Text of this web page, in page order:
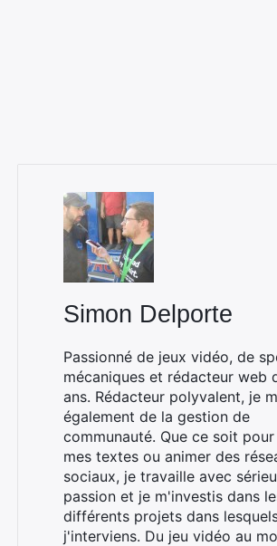
Simon Delporte
Passionné de jeux vidéo, de
mécaniques et rédacteur web
ans. Rédacteur polyvalent, je
également de la gestion de
communauté. Que ce soit
mes textes ou animer des
sociaux, je travaille avec
passion et je m'investis dans
différents projets dans
j'interviens. Du jeu vidéo au
Rechercher
: